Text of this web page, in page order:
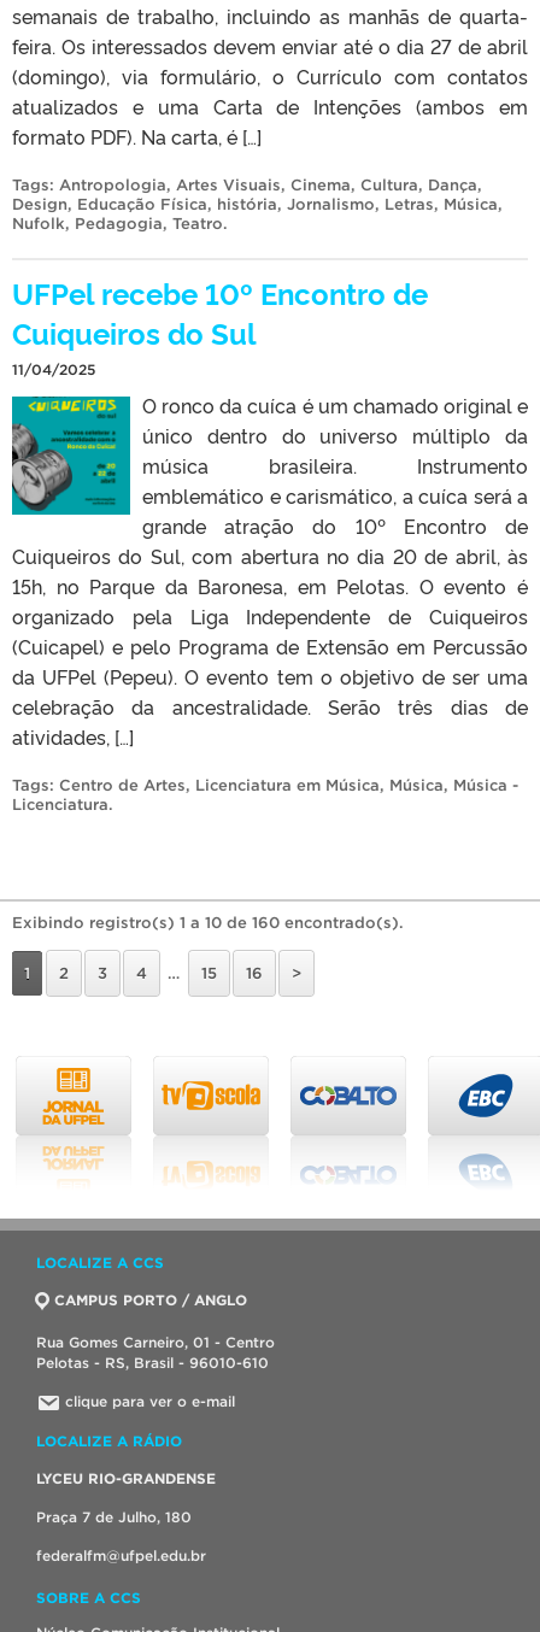
semanais de trabalho, incluindo as manhãs de quarta-
feira. Os interessados devem enviar até o dia 27 de abril
(domingo), via formulário, o Currículo com contatos
atualizados e uma Carta de Intenções (ambos em
formato PDF). Na carta, é […]
Tags: Antropologia, Artes Visuais, Cinema, Cultura, Dança,
Design, Educação Física, história, Jornalismo, Letras, Música,
Nufolk, Pedagogia, Teatro.
UFPel recebe 10º Encontro de
Cuiqueiros do Sul
11/04/2025
O ronco da cuíca é um chamado original e
único dentro do universo múltiplo da
música brasileira. Instrumento
emblemático e carismático, a cuíca será a
grande atração do 10º Encontro de
Cuiqueiros do Sul, com abertura no dia 20 de abril, às
15h, no Parque da Baronesa, em Pelotas. O evento é
organizado pela Liga Independente de Cuiqueiros
(Cuicapel) e pelo Programa de Extensão em Percussão
da UFPel (Pepeu). O evento tem o objetivo de ser uma
celebração da ancestralidade. Serão três dias de
atividades, […]
Tags: Centro de Artes, Licenciatura em Música, Música, Música -
Licenciatura.
Exibindo registro(s) 1 a 10 de 160 encontrado(s).
1 2 3 4 … 15 16 >
LOCALIZE A CCS
CAMPUS PORTO / ANGLO
Rua Gomes Carneiro, 01 - Centro
Pelotas - RS, Brasil - 96010-610
clique para ver o e-mail
LOCALIZE A RÁDIO
LYCEU RIO-GRANDENSE
Praça 7 de Julho, 180
federalfm@ufpel.edu.br
SOBRE A CCS